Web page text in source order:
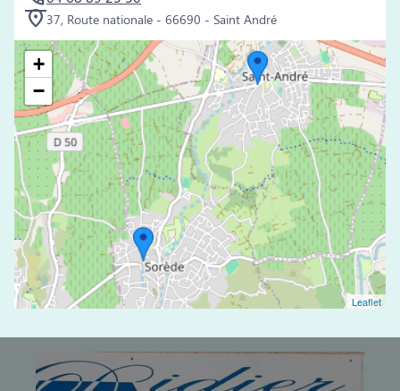
37, Route nationale - 66690 - Saint André
+
−
Leaflet